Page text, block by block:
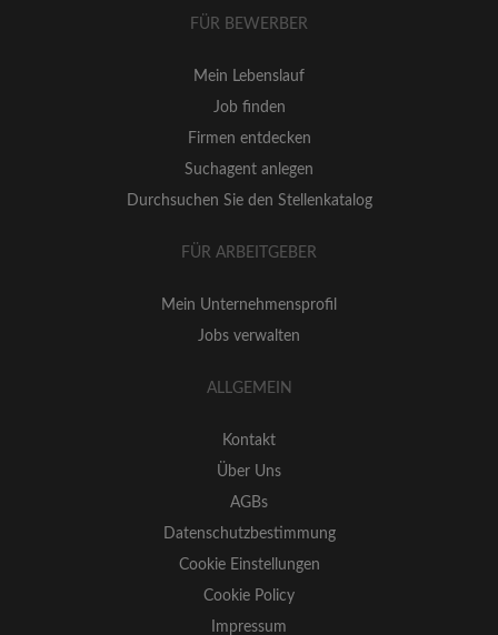
FÜR BEWERBER
Mein Lebenslauf
Job finden
Firmen entdecken
Suchagent anlegen
Durchsuchen Sie den Stellenkatalog
FÜR ARBEITGEBER
Mein Unternehmensprofil
Jobs verwalten
ALLGEMEIN
Kontakt
Über Uns
AGBs
Datenschutzbestimmung
Cookie Einstellungen
Cookie Policy
Impressum